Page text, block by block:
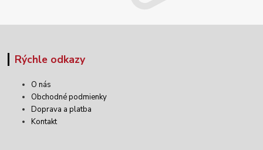
Rýchle odkazy
O nás
Obchodné podmienky
Doprava a platba
Kontakt